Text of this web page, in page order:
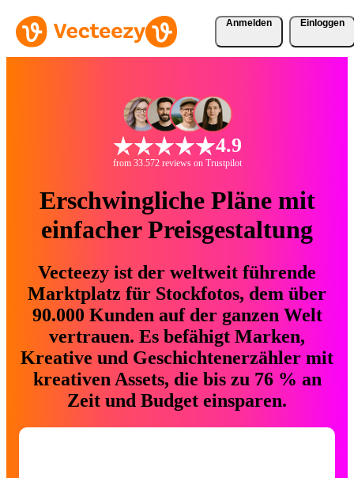
Anmelden Einloggen
4.9
from 33.572 reviews on Trustpilot
Erschwingliche Pläne mit
einfacher Preisgestaltung
Vecteezy ist der weltweit führende
Marktplatz für Stockfotos, dem über
90.000 Kunden auf der ganzen Welt
vertrauen. Es befähigt Marken,
Kreative und Geschichtenerzähler mit
kreativen Assets, die bis zu 76 % an
Zeit und Budget einsparen.